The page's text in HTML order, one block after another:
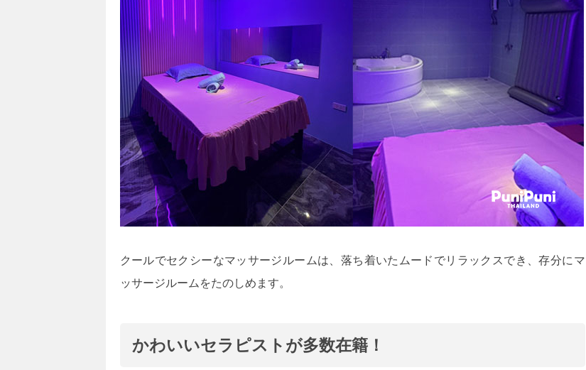
クールでセクシーなマッサージルームは、落ち着いたムードでリラックスでき、存分にマ
ッサージルームをたのしめます。
かわいいセラピストが多数在籍！